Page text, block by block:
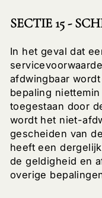
SECTIE 15 -
In het geval dat
afdwingbaar
bepaling
toegestaan ​​door
wordt het niet-
gescheiden van
heeft een
de geldigheid en
overige